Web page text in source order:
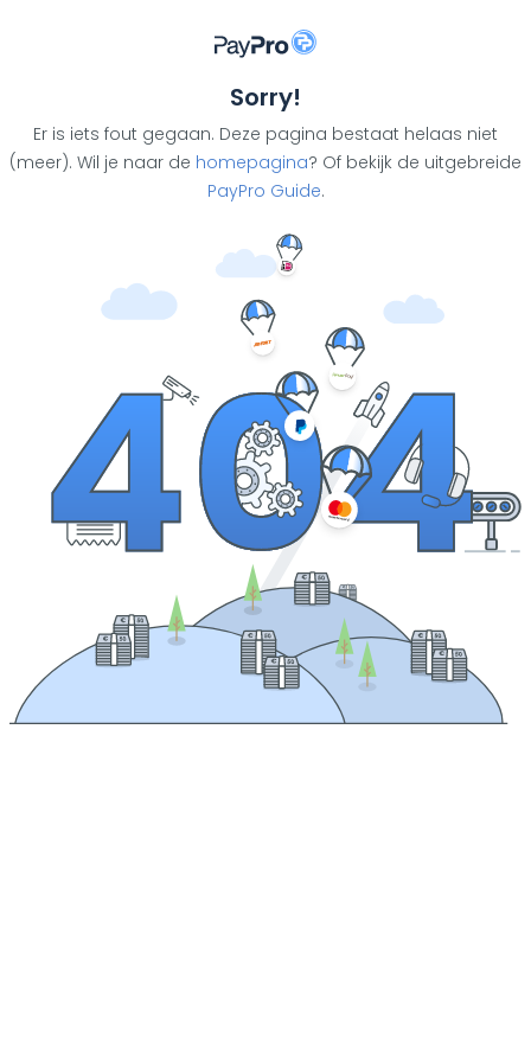
Sorry!
Er is iets fout gegaan. Deze pagina bestaat helaas niet
(meer). Wil je naar de homepagina? Of bekijk de uitgebreide
PayPro Guide.